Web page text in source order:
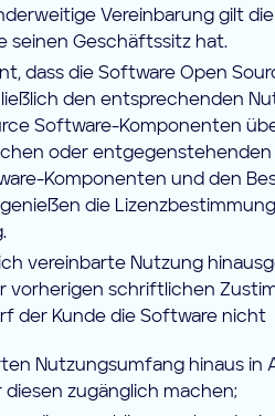
Vereinbarung gilt
seinen Geschäftssitz hat.
dass die Software Open
den entsprechenden
Software-Komponenten
oder
Komponenten und den
die
vereinbarte Nutzung
vorherigen schriftlichen
der Kunde die Software nicht
Nutzungsumfang hinaus in
zugänglich machen;